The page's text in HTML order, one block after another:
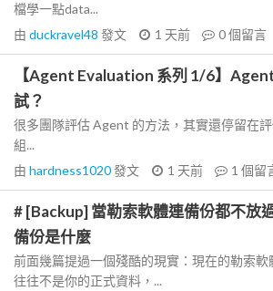
檔學一點data...
由 duckravel48 發文 1 天前 0個留言
【Agent Evaluation 系列 1/6】
試？
很多團隊評估 Agent 的方法，其實還停留在
組...
由 hardness1020發文 1 天前 1 個留
# [Backup] 當勒索軟體連備份都不放
備份是什麼
前面幾篇提過一個殘酷的現實：現在的勒索
往往不是你的正式資料，...